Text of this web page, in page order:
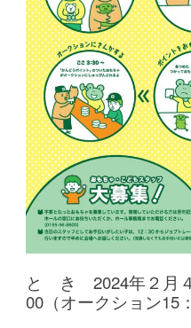
と き 2024年２月
00（オークション15